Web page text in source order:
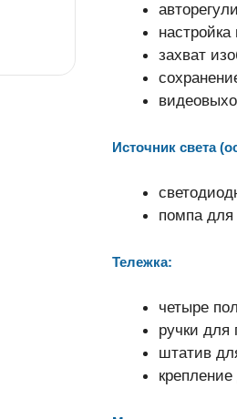
захват
Источник света
помпа для
Тележка:
четыре
ручки
штатив